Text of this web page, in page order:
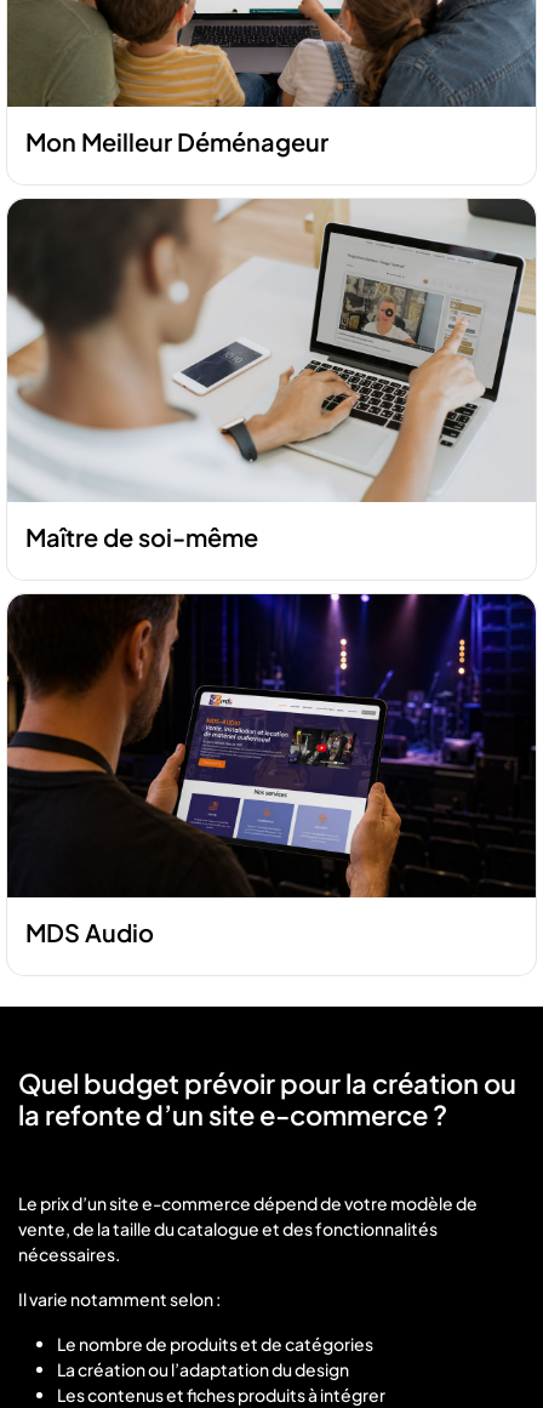
Mon Meilleur Déménageur
Maître de soi-même
MDS Audio
Quel budget prévoir pour la création ou
la refonte d’un site e-commerce ?
Le prix d’un site e-commerce dépend de votre modèle de
vente, de la taille du catalogue et des fonctionnalités
nécessaires.
Il varie notamment selon :
Le nombre de produits et de catégories
La création ou l’adaptation du design
Les contenus et fiches produits à intégrer